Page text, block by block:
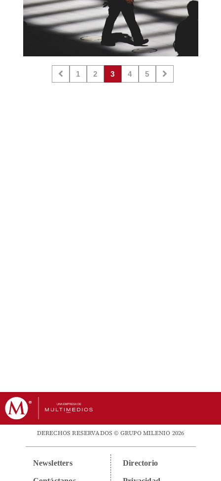
1 2 3 4 5
DERECHOS RESERVADOS © GRUPO MILENIO 2026
Newsletters Directorio